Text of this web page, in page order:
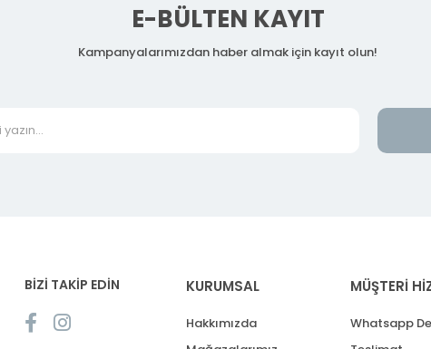
E-BÜLTEN KAYIT
Kampanyalarımızdan haber almak için kayıt olun!
BİZİ TAKİP EDİN KURUMSAL
Hakkımızda
MÜŞTERİ
Whatsapp